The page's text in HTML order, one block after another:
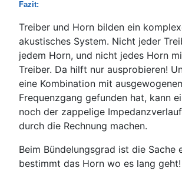
Fazit:
Treiber und Horn bilden ein
akustisches System. Nicht jeder
jedem Horn, und nicht jedes Horn
Treiber. Da hilft nur ausprobieren!
eine Kombination mit
Frequenzgang gefunden hat, kann
noch der zappelige
durch die Rechnung machen.
Beim Bündelungsgrad ist die Sache
bestimmt das Horn wo es lang geht!